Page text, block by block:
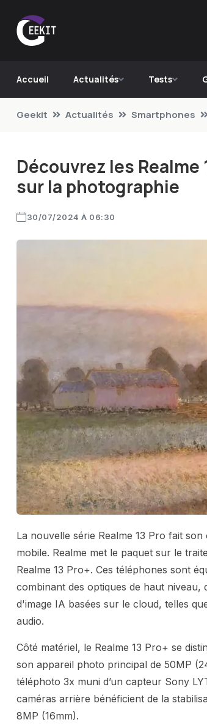
Accueil Actualités Tests
Geekit Actualités Smartphones
Découvrez les
sur la photographie
30/07/2024 À 06:30
La nouvelle série Realme 13 Pro fait
mobile. Realme met le paquet sur le
Realme 13 Pro+. Ces téléphones sont
combinant des optiques de haut niveau,
d'image IA basées sur le cloud, telles
audio.
Côté matériel, le Realme 13 Pro+ se
son appareil photo principal de 50MP
téléphoto 3x muni d’un capteur Sony
caméras arrière bénéficient de la
8MP (16mm).